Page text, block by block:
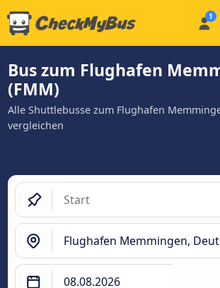
Bus zum Flughafen
(FMM)
Alle Shuttlebusse zum Flughafen
vergleichen